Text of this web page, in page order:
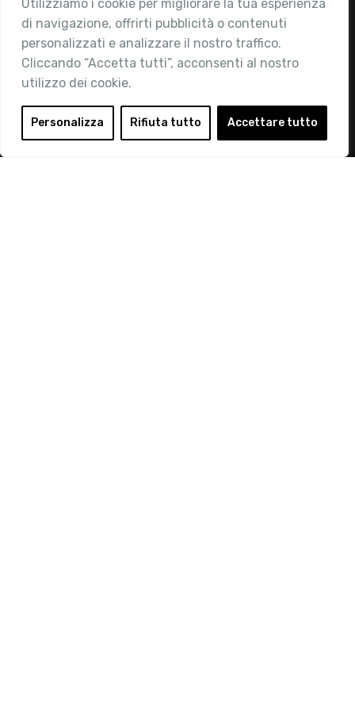
Utilizziamo i cookie per migliorare la tua esperienza
di navigazione, offrirti pubblicità o contenuti
personalizzati e analizzare il nostro traffico.
Cliccando “Accetta tutti”, acconsenti al nostro
utilizzo dei cookie.
Personalizza Rifiuta tutto Accettare tutto
Chi siamo
Attività
Contatti
Area Riservata
Login
Diventa Socio